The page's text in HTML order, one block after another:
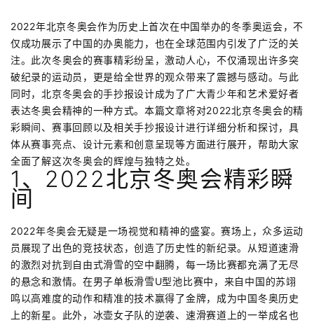
2022年北京冬奥会作为历史上首次在中国举办的冬季奥运会，不
仅成功展示了中国的办奥能力，也在全球范围内引发了广泛的关
注。此次冬奥会的赛事精彩纷呈，激动人心，不仅涌现出许多突
破纪录的运动员，更是给全世界的观众带来了震撼与感动。与此
同时，北京冬奥会的手抄报设计成为了广大青少年和艺术爱好者
表达冬奥会精神的一种方式。本篇文章将对2022北京冬奥会的精
彩瞬间、赛事回顾以及相关手抄报设计进行详细分析和探讨，具
体从赛事亮点、设计元素和创意呈现等方面进行展开，帮助大家
全面了解这次冬奥会的辉煌与独特之处。
1、2022北京冬奥会精彩瞬
间
2022年冬奥会无疑是一场视觉和精神的盛宴。赛场上，众多运动
员展现了出色的竞技状态，创造了历史性的新纪录。从短道速滑
的激烈对抗到自由式滑雪的空中翻腾，每一场比赛都充满了无尽
的悬念和激情。在男子单板滑雪U型池比赛中，来自中国的苏翊
鸣以高难度的动作和精准的技术赢得了金牌，成为中国冬奥历史
上的新星。此外，冰壶女子队的逆袭、速滑赛道上的一举成名也